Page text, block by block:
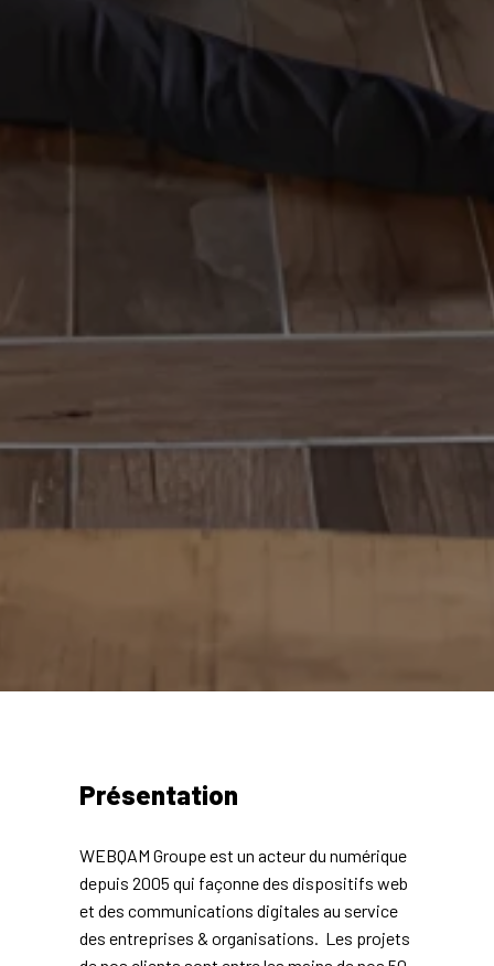
Présentation
WEBQAM Groupe est un acteur du numérique
depuis 2005 qui façonne des dispositifs web
et des communications digitales au service
des entreprises & organisations.  Les projets